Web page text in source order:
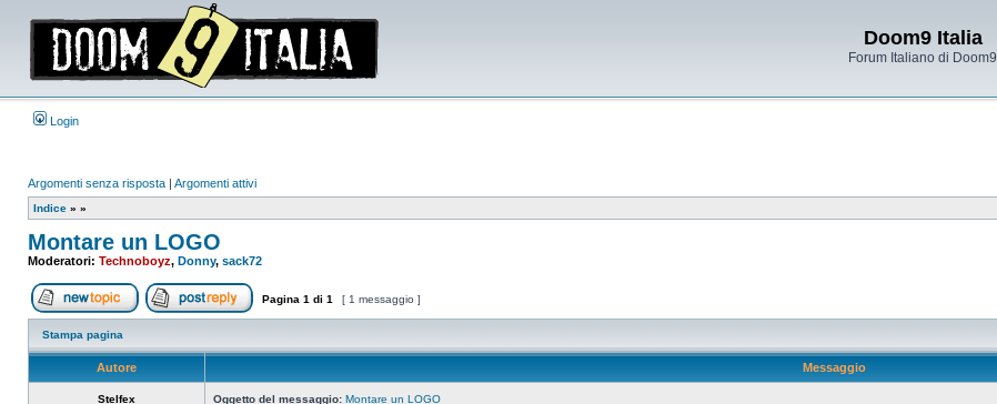
Doom9 Italia
Forum Italiano di Doom9
Login
Argomenti senza risposta | Argomenti attivi
Indice » »
Montare un LOGO
Moderatori: Technoboyz, Donny, sack72
Apri un nuovo argomentoRispondi all’argomento
Pagina 1 di 1 [ 1 messaggio ]
Stampa pagina
Autore Messaggio
Stelfex Oggetto del messaggio: Montare un LOGO